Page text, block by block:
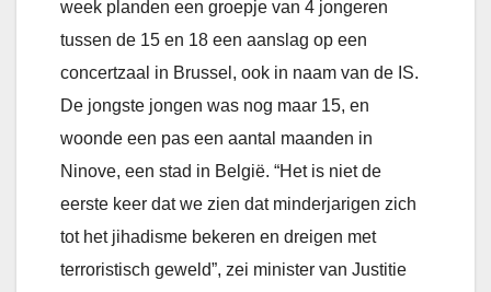
week planden een groepje van 4 jongeren
tussen de 15 en 18 een aanslag op een
concertzaal in Brussel, ook in naam van de IS.
De jongste jongen was nog maar 15, en
woonde een pas een aantal maanden in
Ninove, een stad in België. “Het is niet de
eerste keer dat we zien dat minderjarigen zich
tot het jihadisme bekeren en dreigen met
terroristisch geweld”, zei minister van Justitie